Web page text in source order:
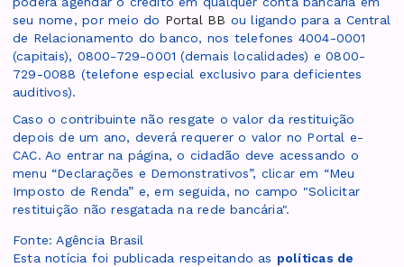
seu nome, por meio do Portal BB ou ligando para a Central
de Relacionamento do banco, nos telefones 4004-0001
(capitais), 0800-729-0001 (demais localidades) e 0800-
729-0088 (telefone especial exclusivo para deficientes
auditivos).
Caso o contribuinte não resgate o valor da restituição
depois de um ano, deverá requerer o valor no Portal e-
CAC. Ao entrar na página, o cidadão deve acessando o
menu “Declarações e Demonstrativos”, clicar em “Meu
Imposto de Renda” e, em seguida, no campo "Solicitar
restituição não resgatada na rede bancária".
Fonte: Agência Brasil
Esta notícia foi publicada respeitando as políticas de